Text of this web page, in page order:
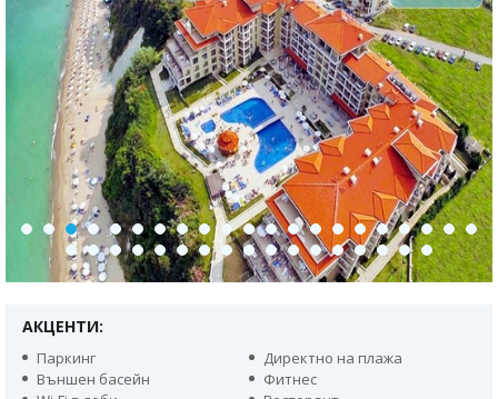
АКЦЕНТИ:
Паркинг
Директно на плажa
Външен басейн
Фитнес